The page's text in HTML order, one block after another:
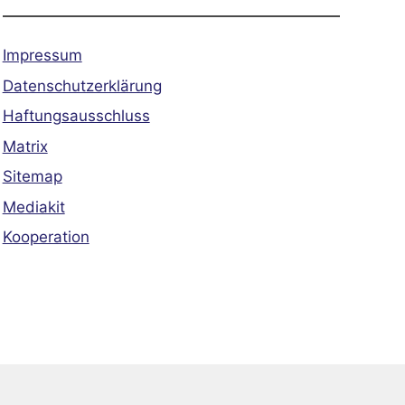
Impressum
Datenschutzerklärung
Haftungsausschluss
Matrix
Sitemap
Mediakit
Kooperation